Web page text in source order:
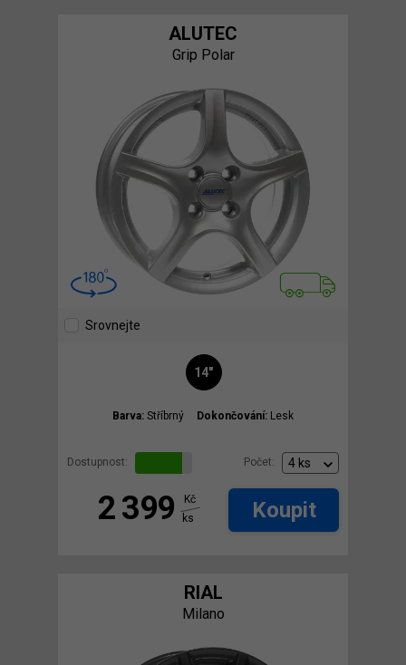
ALUTEC
Grip Polar
Srovnejte
14"
Barva: Stříbrný Dokončování: Lesk
Dostupnost: Počet:
2 399
Kč
ks
Koupit
RIAL
Milano